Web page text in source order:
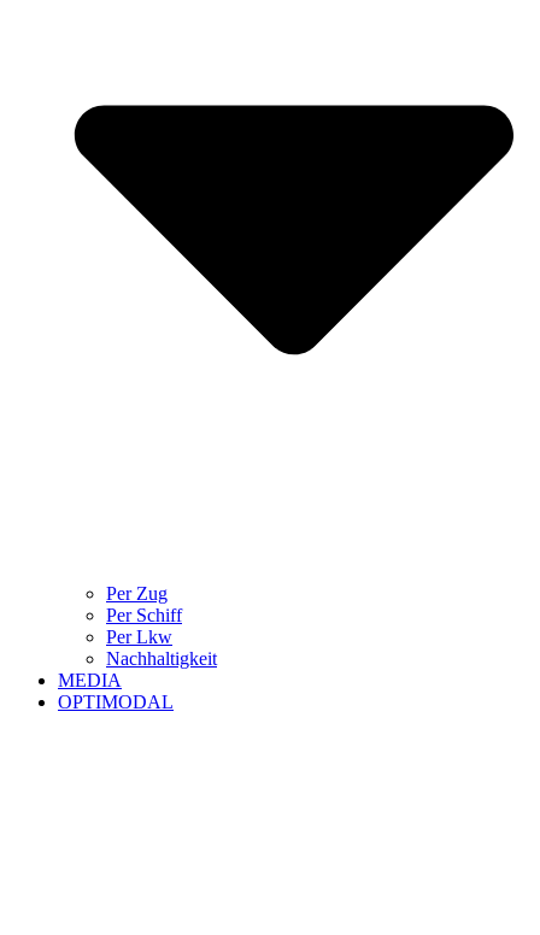
Per Zug
Per Schiff
Per Lkw
Nachhaltigkeit
MEDIA
OPTIMODAL